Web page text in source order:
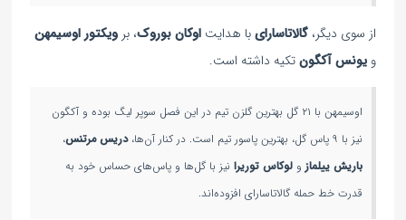
از سوی دیگر،گالاتاسارایبا هدایتاوکان بوروک، برویکتور اوسیمهن
ویونس آکگونتکیه داشته است.
اوسیمهن با ۲۱ گل بهترین گلزن تیم در این فصل سوپر لیگ بوده و آکگون
نیز با ۹ پاس گل، بهترین پاسور تیم است. در کنار آن‌ها،
دریس مرتنس،
باریش ییلماز ولوکاس توریرا نیز با گل‌ها و پاس‌های حساس خود به
قدرت خط حمله گالاتاسارای افزوده‌اند.